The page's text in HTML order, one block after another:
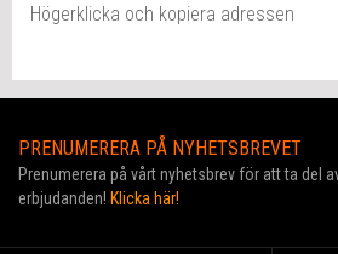
Högerklicka och kopiera adressen
PRENUMERERA PÅ NYHETSBREVET
Prenumerera på vårt nyhetsbrev för att ta del
erbjudanden! Klicka här!